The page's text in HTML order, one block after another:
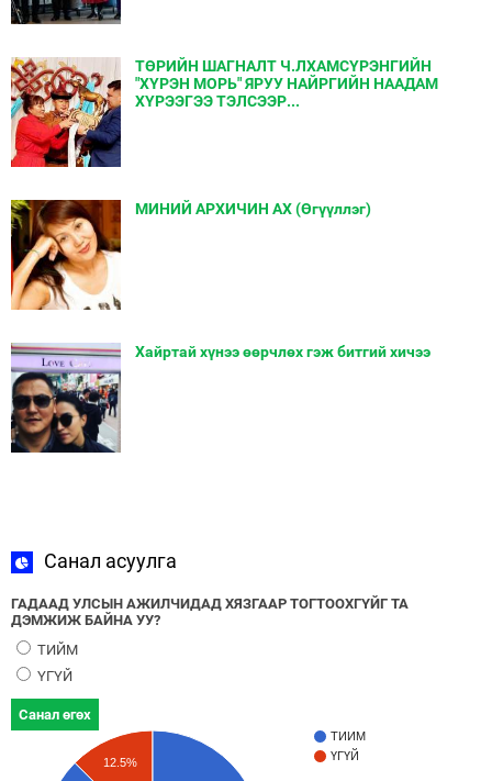
ТӨРИЙН ШАГНАЛТ Ч.ЛХАМСҮРЭНГИЙН
"ХҮРЭН МОРЬ" ЯРУУ НАЙРГИЙН НААДАМ
ХҮРЭЭГЭЭ ТЭЛСЭЭР...
МИНИЙ АРХИЧИН АХ (Өгүүллэг)
Хайртай хүнээ өөрчлөх гэж битгий хичээ
Санал асуулга
ГАДААД УЛСЫН АЖИЛЧИДАД ХЯЗГААР ТОГТООХГҮЙГ ТА
ДЭМЖИЖ БАЙНА УУ?
ТИЙМ
ҮГҮЙ
Санал өгөх
ТИЙМ
ҮГҮЙ
12.5%